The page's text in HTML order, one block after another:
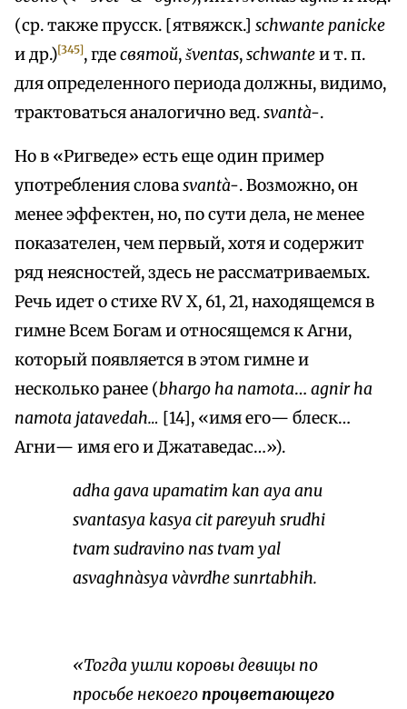
(ср. также прусск. [ятвяжск.] schwante раnіckе
и др.)[345], гдесвятой,šventas,schwanteи т. п.
для определенного периода должны, видимо,
трактоваться аналогично вед.svantà-.
Но в «Ригведе» есть еще один пример
употребления словаsvantà-. Возможно, он
менее эффектен, но, по сути дела, не менее
показателен, чем первый, хотя и содержит
ряд неясностей, здесь не рассматриваемых.
Речь идет о стихе RV X, 61, 21, находящемся в
гимне Всем Богам и относящемся к Агни,
который появляется в этом гимне и
несколько ранее (bhargo ha namota… agnir ha
namota jatavedah… [14], «имя его— блеск…
Агни— имя его и Джатаведас…»).
adha gava upamatim kan aya anu
svantasya kasya cit pareyuh srudhi
tvam sudravino nas tvam yal
asvaghnàsya vàvrdhe sunrtabhih.
«Тогда ушли коровы девицы по
просьбе некоегопроцветающего